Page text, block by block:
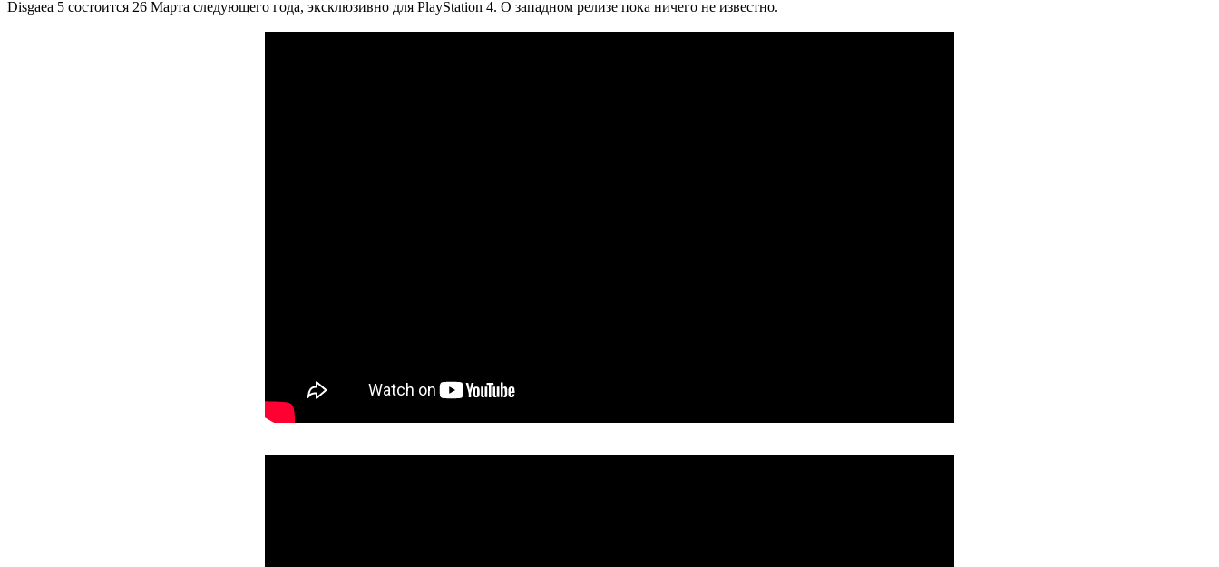
Disgaea 5 состоится 26 Марта следующего года, эксклюзивно для PlayStation 4. О западном релизе пока ничего не известно.